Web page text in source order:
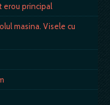
erou principal
masina. Visele cu